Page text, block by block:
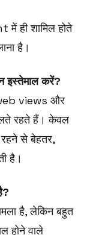
ही शामिल होते
है।
करें?
views और
रहते हैं। केवल
से बेहतर,
है।
है, लेकिन बहुत
होने वाले